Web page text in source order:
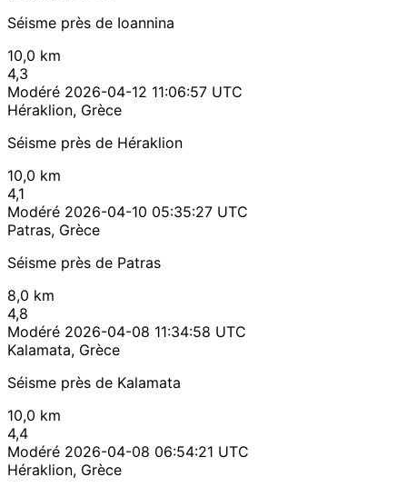
Séisme près de Ioannina
10,0 km
4,3
Modéré 2026-04-12 11:06:57 UTC
Héraklion, Grèce
Séisme près de Héraklion
10,0 km
4,1
Modéré 2026-04-10 05:35:27 UTC
Patras, Grèce
Séisme près de Patras
8,0 km
4,8
Modéré 2026-04-08 11:34:58 UTC
Kalamata, Grèce
Séisme près de Kalamata
10,0 km
4,4
Modéré 2026-04-08 06:54:21 UTC
Héraklion, Grèce